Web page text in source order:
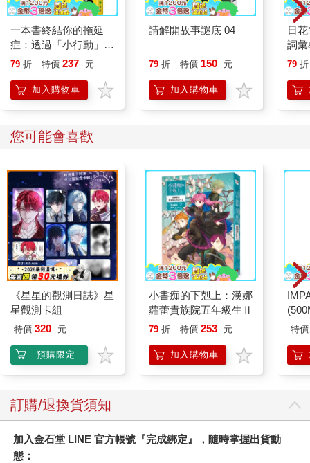
一本書終結你的拖延
症：透過「小行動」打
開大腦的行動開關，懶
的37個科學方法
79 折 特價 237 元
加入購物車
請解開故事謎底 04
79 折 特價 150 元
加入購物車
日
詞
79 折
您可能會喜歡
《星星的觀測日誌》星
星觀測卡組
特價 320 元
預購限定
小書痴的下剋上：漢娜
蘿蕾貴族院五年級生Ⅱ
79 折 特價 253 元
加入購物車
特價
訂購/退換貨須知
加入金石堂 LINE 官方帳號『完成綁定』，隨時掌握出貨動
態：